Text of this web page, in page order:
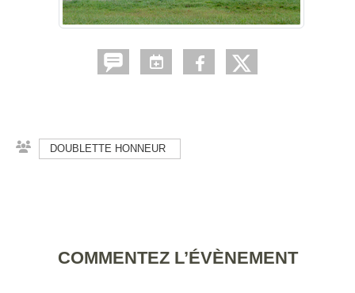
DOUBLETTE HONNEUR
COMMENTEZ L’ÉVÈNEMENT